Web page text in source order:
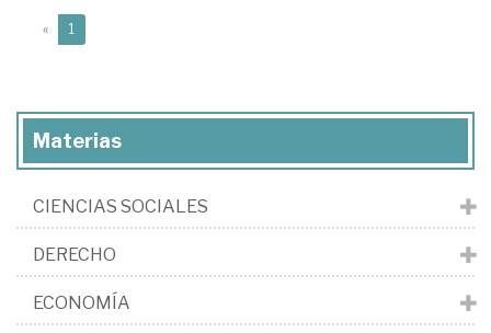
« 1
Materias
CIENCIAS SOCIALES
DERECHO
ECONOMÍA